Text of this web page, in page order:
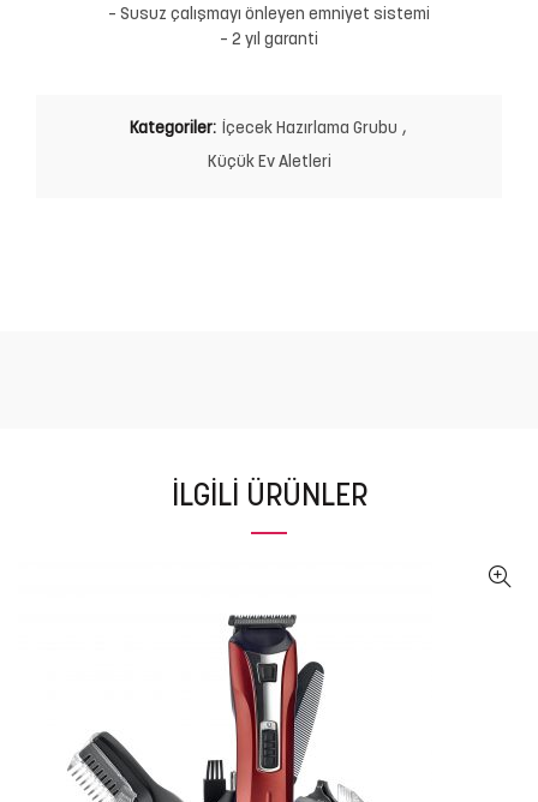
– Susuz çalışmayı önleyen emniyet sistemi
– 2 yıl garanti
Kategoriler: İçecek Hazırlama Grubu ,
Küçük Ev Aletleri
İLGILI ÜRÜNLER